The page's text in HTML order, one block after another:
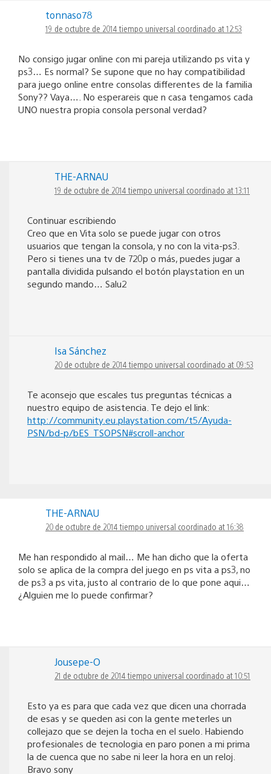
tonnaso78
19 de octubre de 2014 tiempo universal coordinado at 12:53
No consigo jugar online con mi pareja utilizando ps vita y
ps3… Es normal? Se supone que no hay compatibilidad
para juego online entre consolas differentes de la familia
Sony?? Vaya…. No esperareis que n casa tengamos cada
UNO nuestra propia consola personal verdad?
THE-ARNAU
19 de octubre de 2014 tiempo universal coordinado at 13:11
Continuar escribiendo
Creo que en Vita solo se puede jugar con otros
usuarios que tengan la consola, y no con la vita-ps3.
Pero si tienes una tv de 720p o más, puedes jugar a
pantalla dividida pulsando el botón playstation en un
segundo mando… Salu2
Isa Sánchez
20 de octubre de 2014 tiempo universal coordinado at 09:53
Te aconsejo que escales tus preguntas técnicas a
nuestro equipo de asistencia. Te dejo el link:
http://community.eu.playstation.com/t5/Ayuda-
PSN/bd-p/bES_TSOPSN#scroll-anchor
THE-ARNAU
20 de octubre de 2014 tiempo universal coordinado at 16:38
Me han respondido al mail… Me han dicho que la oferta
solo se aplica de la compra del juego en ps vita a ps3, no
de ps3 a ps vita, justo al contrario de lo que pone aqui…
¿Alguien me lo puede confirmar?
Jousepe-O
21 de octubre de 2014 tiempo universal coordinado at 10:51
Esto ya es para que cada vez que dicen una chorrada
de esas y se queden asi con la gente meterles un
collejazo que se dejen la tocha en el suelo. Habiendo
profesionales de tecnologia en paro ponen a mi prima
la de cuenca que no sabe ni leer la hora en un reloj.
Bravo sony